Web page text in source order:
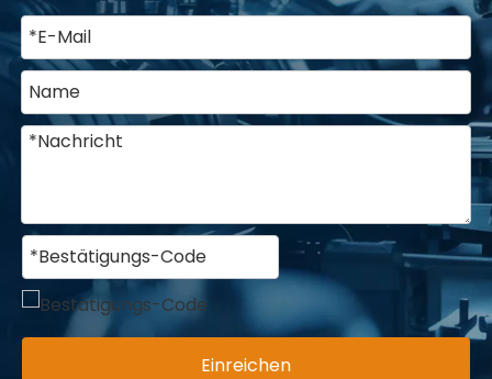
Einreichen